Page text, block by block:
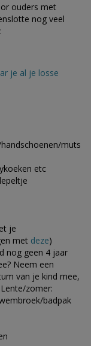
ouders met
nog veel
je al je losse
muts
etc
je
met deze)
nog geen 4 jaar
Neem een
van je kind mee,
zomer:
badpak